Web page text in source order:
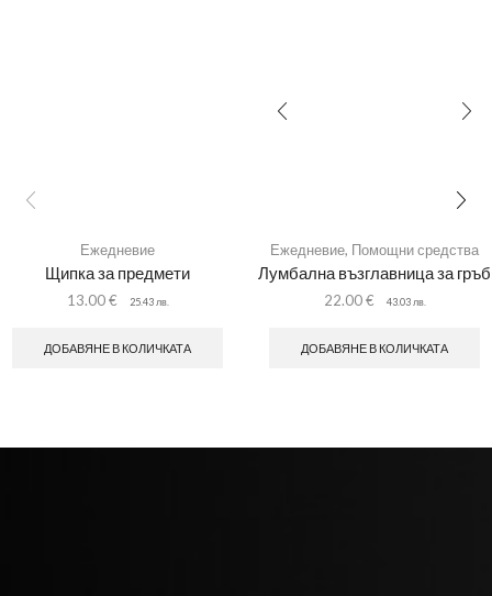
Ежедневие
Щипка за предмети
13.00€ 25.43 лв.
ДОБАВЯНЕ В КОЛИЧКАТА
Ежедневие, Помощни средства
Лумбална възглавница за гръб
22.00€ 43.03 лв.
ДОБАВЯНЕ В КОЛИЧКАТА